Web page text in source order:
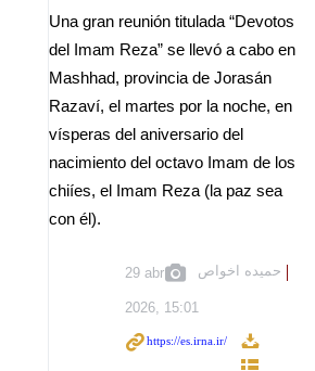
Una gran reunión titulada “Devotos
del Imam Reza” se llevó a cabo en
Mashhad, provincia de Jorasán
Razaví, el martes por la noche, en
vísperas del aniversario del
nacimiento del octavo Imam de los
chiíes, el Imam Reza (la paz sea
con él).
حمیده اخواص 29 abr
2026, 15:01